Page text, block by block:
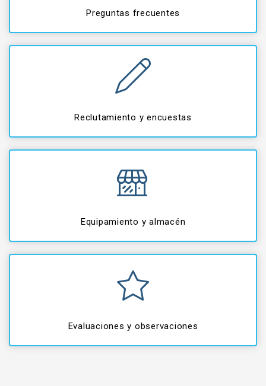
Preguntas frecuentes
Reclutamiento y encuestas
Equipamiento y almacén
Evaluaciones y observaciones